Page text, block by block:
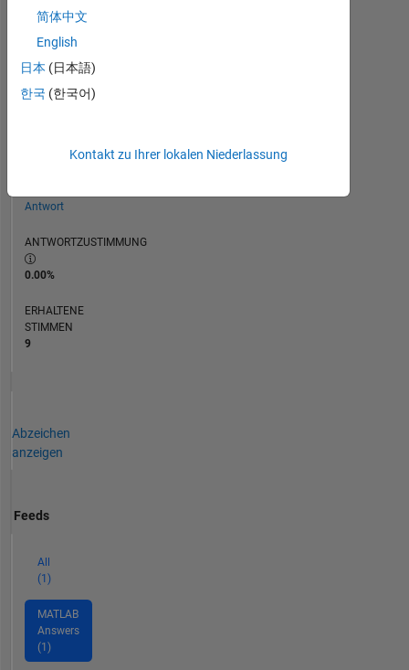
302.028
REPUTATION
18
Antwort
ANTWORTZUSTIMMUNG
0.00%
ERHALTENE
STIMMEN
9
Abzeichen
anzeigen
Feeds
All
(1)
MATLAB
Answers
(1)
简体中文
English
日本 (日本語)
한국 (한국어)
Kontakt zu Ihrer lokalen Niederlassung